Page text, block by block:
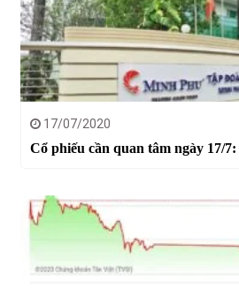
17/07/2020
Cổ phiếu cần quan tâm ngày 17/